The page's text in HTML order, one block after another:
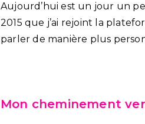
Aujourd’hui est un jour un
2015 que j’ai rejoint la
parler de manière plus
Mon cheminement